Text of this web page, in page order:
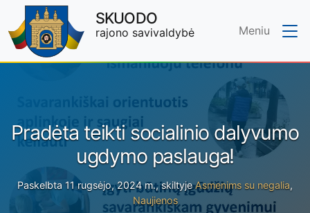
Skip to main content
SKUODO
rajono savivaldybė Meniu
Pradėta teikti socialinio dalyvumo
ugdymo paslauga!
Paskelbta 11 rugsėjo, 2024 m., skiltyjeAsmenims su negalia,
Naujienos